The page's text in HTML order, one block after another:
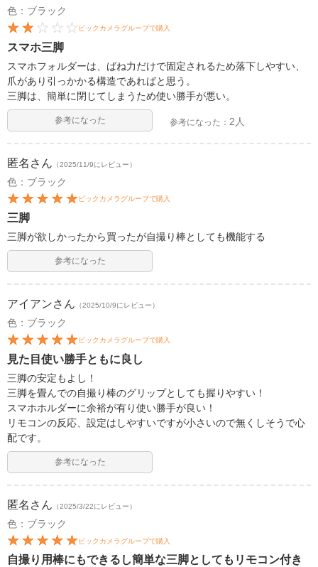
色：ブラック
ビックカメラグループで購入
スマホ三脚
スマホフォルダーは、ばね力だけで固定されるため落下しやすい、
爪があり引っかかる構造であればと思う。
三脚は、簡単に閉じてしまうため使い勝手が悪い。
参考になった 参考になった： 2人
匿名 さん （2025/11/9にレビュー）
色：ブラック
ビックカメラグループで購入
三脚
三脚が欲しかったから買ったが自撮り棒としても機能する
参考になった
アイアンさん （2025/10/9にレビュー）
色：ブラック
ビックカメラグループで購入
見た目使い勝手ともに良し
三脚の安定もよし！
三脚を畳んでの自撮り棒のグリップとしても握りやすい！
スマホホルダーに余裕が有り使い勝手が良い！
リモコンの反応、設定はしやすいですが小さいので無くしそうで心
配です。
参考になった
匿名 さん （2025/3/22にレビュー）
色：ブラック
ビックカメラグループで購入
自撮り用棒にもできるし簡単な三脚としてもリモコン付き